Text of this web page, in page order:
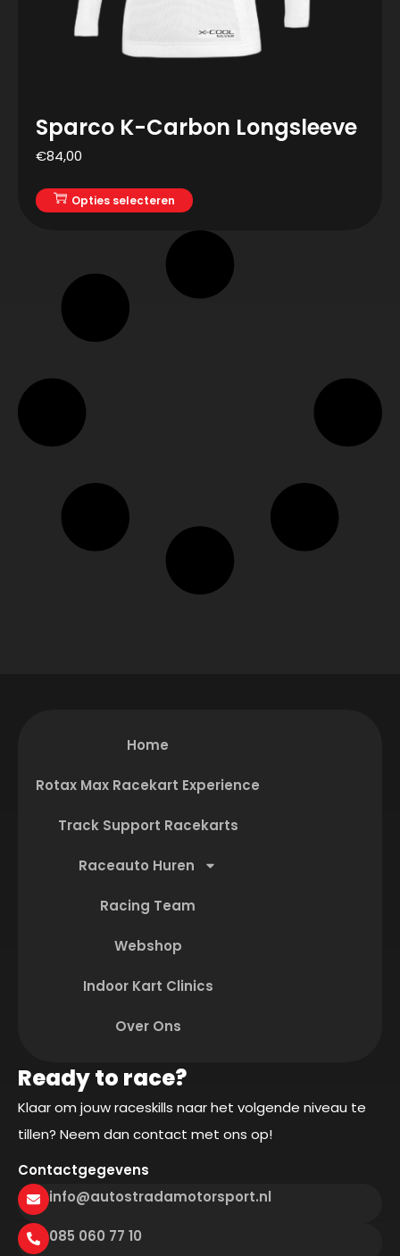
Sparco K-Carbon Longsleeve
€84,00
Opties selecteren
Home
Rotax Max Racekart Experience
Track Support Racekarts
Raceauto Huren
Racing Team
Webshop
Indoor Kart Clinics
Over Ons
Ready to race?
Klaar om jouw raceskills naar het volgende niveau te
tillen? Neem dan contact met ons op!
Contactgegevens
info@autostradamotorsport.nl
085 060 77 10